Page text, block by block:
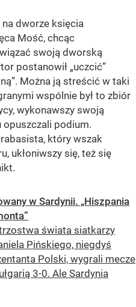
na dworze księcia
Mość, chcąc
swoją dworską
postanowił „uczcić”
Można ją streścić w taki
wspólnie był to zbiór
wykonawszy swoją
podium.
który wszak
ukłoniwszy się, też się
w Sardynii. „Hiszpania
świata siatkarzy
Pińskiego, niegdyś
Polski, wygrali mecze
3-0. Ale Sardynia